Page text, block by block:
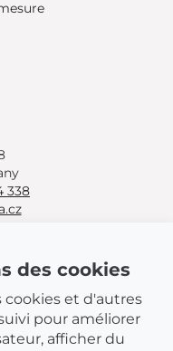
338
de chez vous.
224 338 .
des cookies
cookies et d'autres
pour améliorer
afficher du